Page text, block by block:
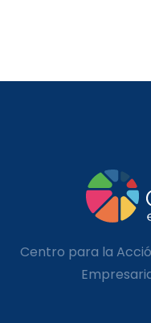
Centro para la